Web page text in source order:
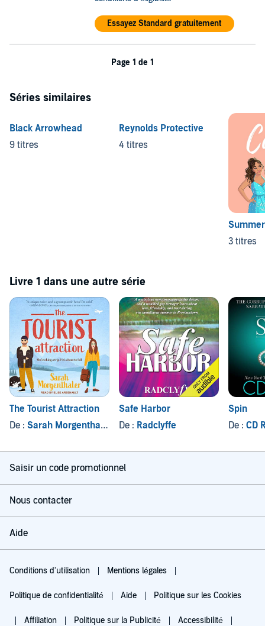
Essayez Standard gratuitement
Page 1 de 1
Séries similaires
Black Arrowhead
9 titres
Reynolds Protective
4 titres
3 titres
Livre 1 dans une autre série
The Tourist Attraction
De : Sarah Morgenthaler
Safe Harbor
De : Radclyffe
Spin
De : CD
Saisir un code promotionnel
Nous contacter
Aide
Conditions d'utilisation Mentions légales
Politique de confidentialité Aide Politique sur les Cookies
Affiliation Politique sur la Publicité Accessibilité